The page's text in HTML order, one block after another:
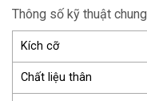
Thông số kỹ thuật
Kích cỡ
Chất liệu thân